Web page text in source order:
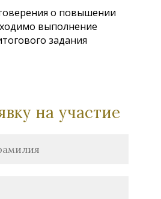
о повышении
выполнение
задания
на участие